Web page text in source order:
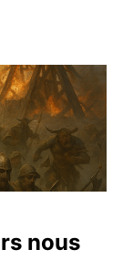
nous